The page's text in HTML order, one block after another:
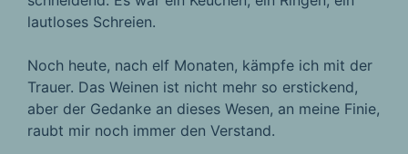
lautloses Schreien.
Noch heute, nach elf Monaten, kämpfe ich mit der
Trauer. Das Weinen ist nicht mehr so erstickend,
aber der Gedanke an dieses Wesen, an meine Finie,
raubt mir noch immer den Verstand.